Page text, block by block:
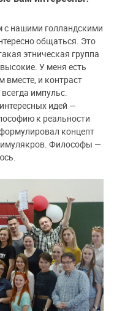
нашими голландскими
общаться. Это
этническая группа
У меня есть
и контраст
всегда импульс.
идей —
к реальности
концепт
Философы —